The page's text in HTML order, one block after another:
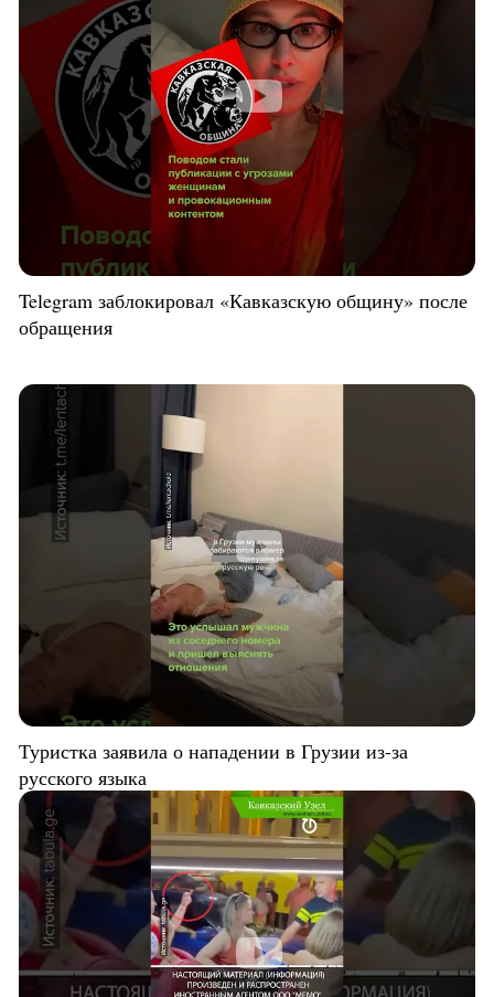
Telegram заблокировал «Кавказскую общину» после
обращения
Туристка заявила о нападении в Грузии из-за
русского языка